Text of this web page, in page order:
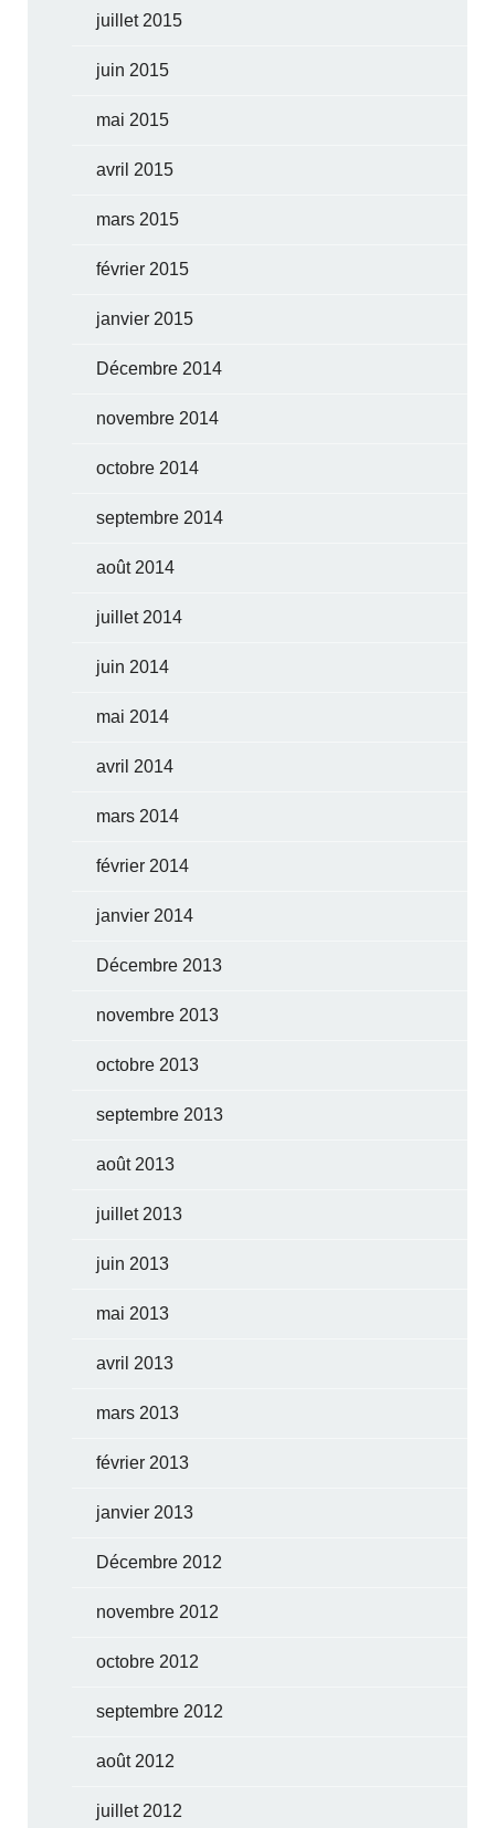
juillet 2015
juin 2015
mai 2015
avril 2015
mars 2015
février 2015
janvier 2015
Décembre 2014
novembre 2014
octobre 2014
septembre 2014
août 2014
juillet 2014
juin 2014
mai 2014
avril 2014
mars 2014
février 2014
janvier 2014
Décembre 2013
novembre 2013
octobre 2013
septembre 2013
août 2013
juillet 2013
juin 2013
mai 2013
avril 2013
mars 2013
février 2013
janvier 2013
Décembre 2012
novembre 2012
octobre 2012
septembre 2012
août 2012
juillet 2012